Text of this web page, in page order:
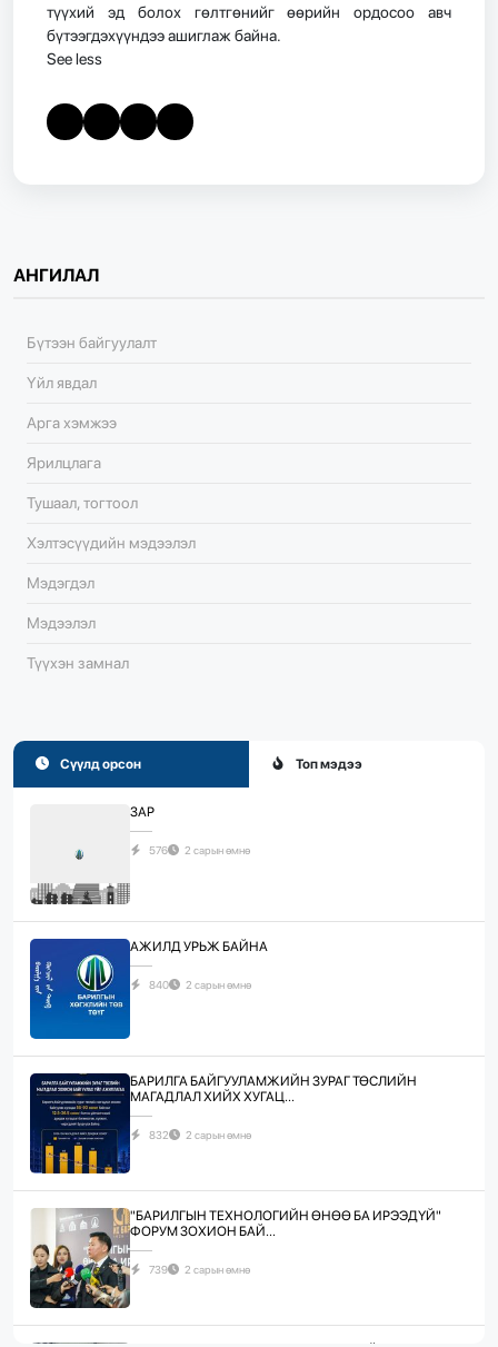
түүхий эд болох гөлтгөнийг өөрийн ордосоо авч
бүтээгдэхүүндээ ашиглаж байна.
See less
АНГИЛАЛ
Бүтээн байгуулалт
Үйл явдал
Арга хэмжээ
Ярилцлага
Тушаал, тогтоол
Хэлтэсүүдийн мэдээлэл
Мэдэгдэл
Мэдээлэл
Түүхэн замнал
Сүүлд орсон Топ мэдээ
ЗАР
576 2 сарын өмнө
АЖИЛД УРЬЖ БАЙНА
840 2 сарын өмнө
БАРИЛГА БАЙГУУЛАМЖИЙН ЗУРАГ ТӨСЛИЙН
МАГАДЛАЛ ХИЙХ ХУГАЦ...
832 2 сарын өмнө
"БАРИЛГЫН ТЕХНОЛОГИЙН ӨНӨӨ БА ИРЭЭДҮЙ"
ФОРУМ ЗОХИОН БАЙ...
739 2 сарын өмнө